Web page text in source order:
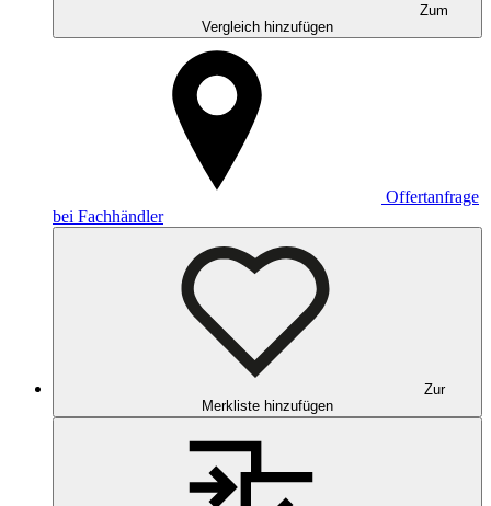
Zum
Vergleich hinzufügen
Offertanfrage
bei Fachhändler
Zur
Merkliste hinzufügen